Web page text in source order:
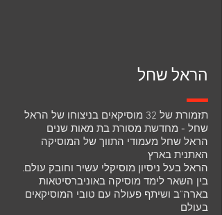
הראל שחל
תזמורת של 32 מוסיקאים בניצוחו של הראל
שחל - מחדשת מסורת בת מאות שנים
הראל שחל מעמודי התווך של המוסיקה
האתנית בארץ
הראל בעל ניסיון מוסיקלי עשיר וחובק עולם.
בין השאר לימד מוסיקה באוניברסיטאות
בארה"ב ושיתף פעולה עם טובי המוסיקאים
בעולם